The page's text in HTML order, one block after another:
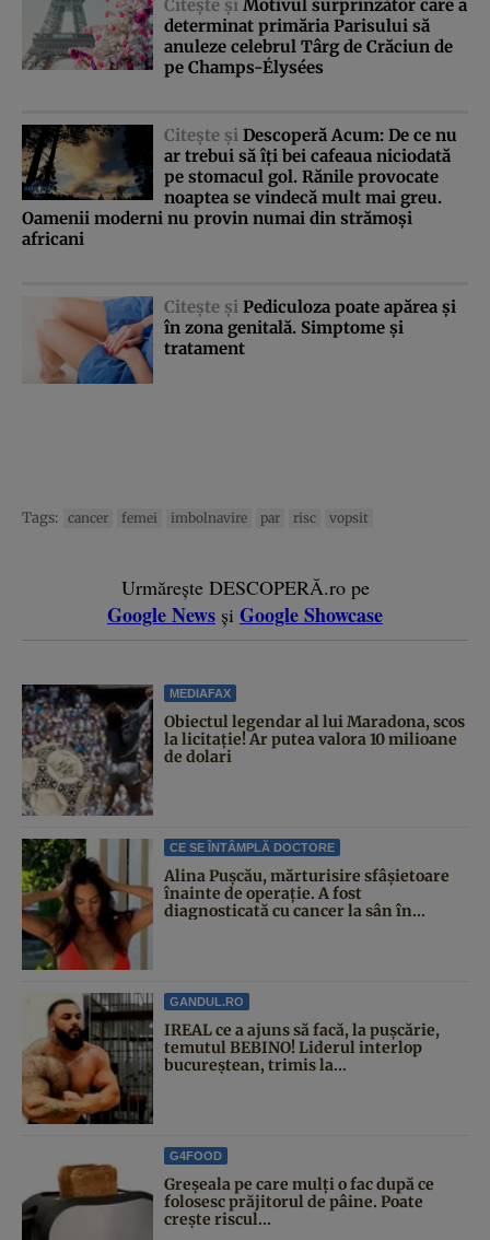
Citeşte şi Motivul surprinzător care a
determinat primăria Parisului să
anuleze celebrul Târg de Crăciun de
pe Champs-Élysées
Citeşte şi Descoperă Acum: De ce nu
ar trebui să îţi bei cafeaua niciodată
pe stomacul gol. Rănile provocate
noaptea se vindecă mult mai greu.
Oamenii moderni nu provin numai din strămoşi
africani
Citeşte şi Pediculoza poate apărea şi
în zona genitală. Simptome şi
tratament
Tags: cancer femei imbolnavire par risc vopsit
Urmărește DESCOPERĂ.ro pe
Google News și Google Showcase
MEDIAFAX
Obiectul legendar al lui Maradona, scos
la licitație! Ar putea valora 10 milioane
de dolari
CE SE ÎNTÂMPLĂ DOCTORE
Alina Pușcău, mărturisire sfâșietoare
înainte de operație. A fost
diagnosticată cu cancer la sân în...
GANDUL.RO
IREAL ce a ajuns să facă, la pușcărie,
temutul BEBINO! Liderul interlop
bucureștean, trimis la...
G4FOOD
Greșeala pe care mulți o fac după ce
folosesc prăjitorul de pâine. Poate
crește riscul...